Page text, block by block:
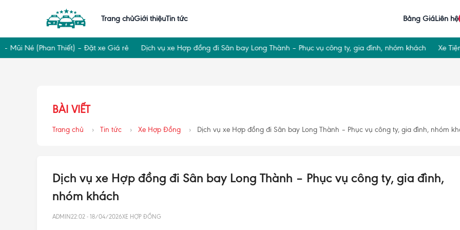
Trang chủGiới thiệuTin tức Bảng GiáLiên hệ
Né (Phan Thiết) – Đặt xe Giá rẻ Dịch vụ xe Hợp đồng đi Sân bay Long Thành – Phục vụ công ty, gia đình, nhóm khách Xe Tiện
BÀI VIẾT
Trang chủ Tin tức Xe Hợp Đồng Dịch vụ xe Hợp đồng đi Sân bay Long Thành – Phục vụ công ty, gia đình, nhóm
Dịch vụ xe Hợp đồng đi Sân bay Long Thành – Phục vụ công ty, gia đình,
nhóm khách
ADMIN22:02 - 18/04/2026XE HỢP ĐỒNG